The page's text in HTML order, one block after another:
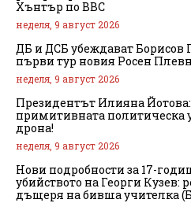
Хънтър по BBC
неделя, 9 август 2026
ДБ и ДСБ убеждават
първи тур новия Росен
неделя, 9 август 2026
Президентът Илияна
примитивната политическа
дрона!
неделя, 9 август 2026
Нови подробности за 17-
убийството на Георги Кузев:
дъщеря на бивша учителка